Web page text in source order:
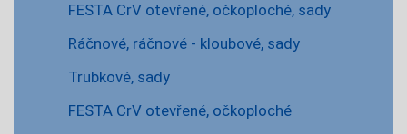
FESTA CrV otevřené, očkoploché, sady
Ráčnové, ráčnové - kloubové, sady
Trubkové, sady
FESTA CrV otevřené, očkoploché